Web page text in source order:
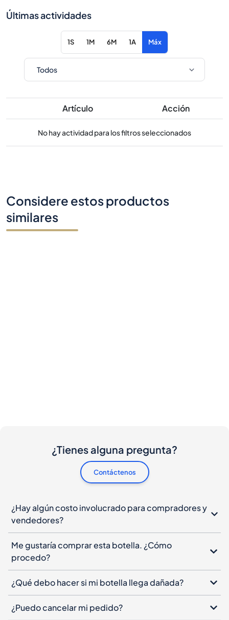
Últimas actividades
1S 1M 6M 1A Máx
Artículo Acción
No hay actividad para los filtros seleccionados
Considere estos productos
similares
¿Tienes alguna pregunta?
Contáctenos
¿Hay algún costo involucrado para compradores y
vendedores?
Me gustaría comprar esta botella. ¿Cómo
procedo?
¿Qué debo hacer si mi botella llega dañada?
¿Puedo cancelar mi pedido?